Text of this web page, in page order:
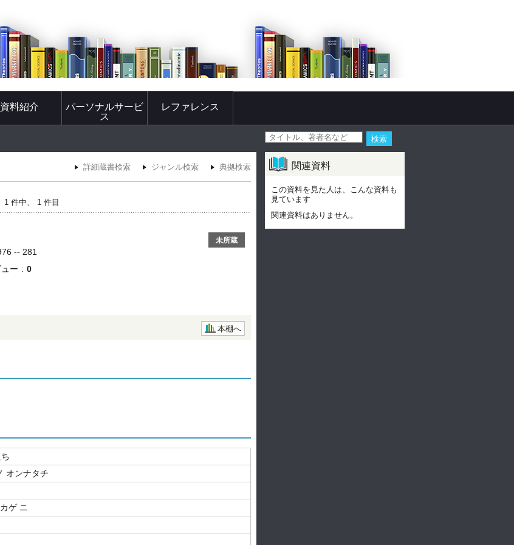
資料紹介
パーソナルサービ
ス
レファレンス
詳細蔵書検索 ジャンル検索 典拠検索
1 件中、 1 件目
未所蔵
-- 281
ー 0
本棚へ
オンナタチ
ゲ ニ
関連資料
この資料を見た人は、こんな資料も
見ています
関連資料はありません。